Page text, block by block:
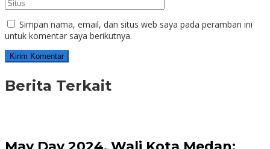
Simpan nama, email, dan situs web saya pada peramban ini
untuk komentar saya berikutnya.
Berita Terkait